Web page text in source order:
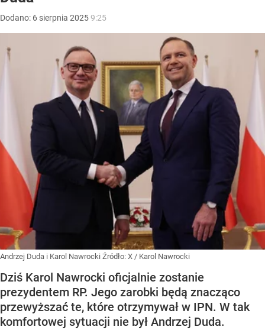
Dodano: 6 sierpnia 20259:25
Andrzej Duda i Karol Nawrocki Źródło: X / Karol Nawrocki
Dziś Karol Nawrocki oficjalnie zostanie
prezydentem RP. Jego zarobki będą znacząco
przewyższać te, które otrzymywał w IPN. W tak
komfortowej sytuacji nie był Andrzej Duda.